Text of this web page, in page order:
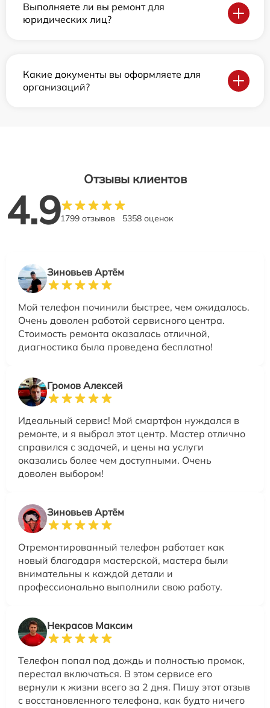
Выполняете ли вы ремонт для
юридических лиц?
Какие документы вы оформляете для
организаций?
Отзывы клиентов
4.91799 отзывов 5358 оценок
Зиновьев Артём
Мой телефон починили быстрее, чем ожидалось.
Очень доволен работой сервисного центра.
Стоимость ремонта оказалась отличной,
диагностика была проведена бесплатно!
Громов Алексей
Идеальный сервис! Мой смартфон нуждался в
ремонте, и я выбрал этот центр. Мастер отлично
справился с задачей, и цены на услуги
оказались более чем доступными. Очень
доволен выбором!
Зиновьев Артём
Отремонтированный телефон работает как
новый благодаря мастерской, мастера были
внимательны к каждой детали и
профессионально выполнили свою работу.
Некрасов Максим
Телефон попал под дождь и полностью промок,
перестал включаться. В этом сервисе его
вернули к жизни всего за 2 дня. Пишу этот отзыв
с восстановленного телефона, как будто ничего